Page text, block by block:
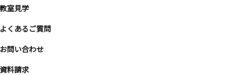
教室見学
よくあるご質問
お問い合わせ
資料請求